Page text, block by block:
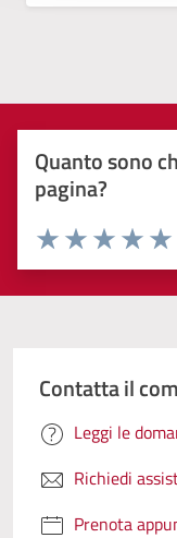
Quanto sono
pagina?
Valuta
Valuta 3
Valuta 2 stelle
Valuta 1 stelle su 5
Contatta il
Leggi le
Richiedi
Prenota